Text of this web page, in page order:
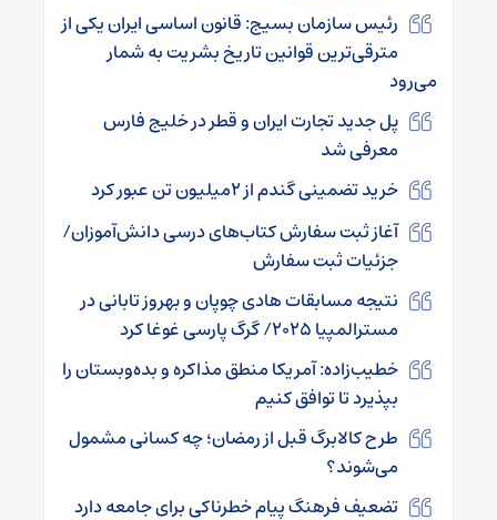
رئیس سازمان بسیج: قانون اساسی ایران یکی از
مترقی‌ترین قوانین تاریخ بشریت به شمار
می‌رود
پل جدید تجارت ایران و قطر در خلیج فارس
معرفی شد
خرید تضمینی گندم از ۲میلیون تن عبور کرد
آغاز ثبت سفارش کتاب‌های درسی دانش‌آموزان/
جزئیات ثبت سفارش
نتیجه مسابقات هادی چوپان و بهروز تابانی در
مسترالمپیا ۲۰۲۵/ گرگ پارسی غوغا کرد
خطیب‌زاده: آمریکا منطق مذاکره و بده‌وبستان را
بپذیرد تا توافق کنیم
طرح کالابرگ قبل از رمضان؛ چه کسانی مشمول
می‌شوند؟
تضعیف فرهنگ پیام خطرناکی برای جامعه دارد